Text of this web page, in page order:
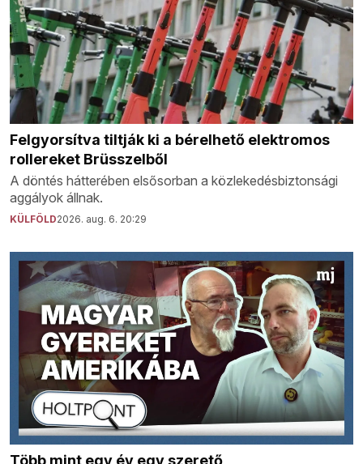
Felgyorsítva tiltják ki a bérelhető elektromos
rollereket Brüsszelből
A döntés hátterében elsősorban a közlekedésbiztonsági
aggályok állnak.
KÜLFÖLD2026. aug. 6. 20:29
Több mint egy év egy szerető